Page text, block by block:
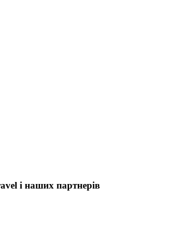
і наших партнерів